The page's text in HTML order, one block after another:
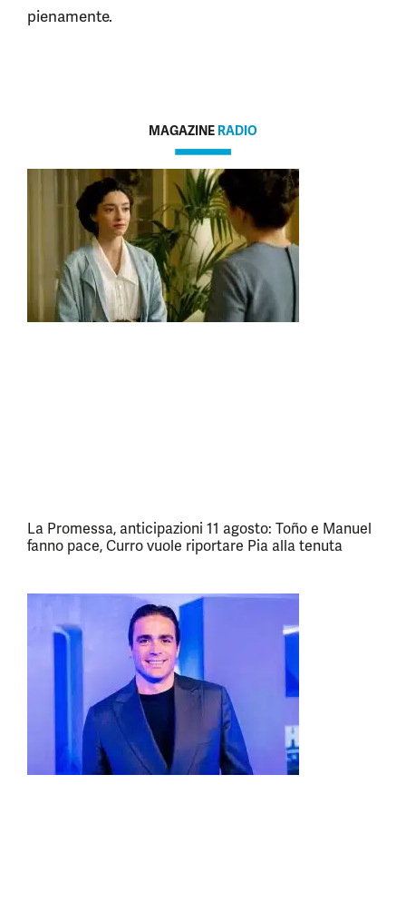
pienamente.
MAGAZINE RADIO
La Promessa, anticipazioni 11 agosto: Toño e Manuel
fanno pace, Curro vuole riportare Pia alla tenuta